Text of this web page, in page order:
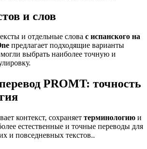
и слов
и отдельные слова с испанского на
предлагает подходящие варианты
выбрать наиболее точную и
PROMT: точность
контекст, сохраняет терминологию и
естественные и точные переводы для
и повседневных текстов..